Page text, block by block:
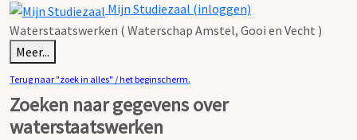
Mijn Studiezaal (inloggen)
Waterstaatswerken ( Waterschap Amstel, Gooi en Vecht )
Meer...
Terug naar "zoek in alles" / het beginscherm.
Zoeken naar gegevens over
waterstaatswerken